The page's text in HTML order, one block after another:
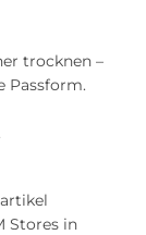
trocknen –
Passform.
Stores in